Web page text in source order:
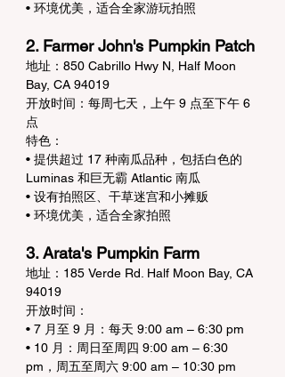
• 环境优美，适合全家游玩拍照
2. Farmer John's Pumpkin Patch
地址：850 Cabrillo Hwy N, Half Moon
Bay, CA 94019
开放时间：每周七天，上午 9 点至下午 6
点
特色：
• 提供超过 17 种南瓜品种，包括白色的
Luminas 和巨无霸 Atlantic 南瓜
• 设有拍照区、干草迷宫和小摊贩
• 环境优美，适合全家拍照
3. Arata's Pumpkin Farm
地址：185 Verde Rd. Half Moon Bay, CA
94019
开放时间：
• 7 月至 9 月：每天 9:00 am – 6:30 pm
• 10 月：周日至周四 9:00 am – 6:30
pm，周五至周六 9:00 am – 10:30 pm